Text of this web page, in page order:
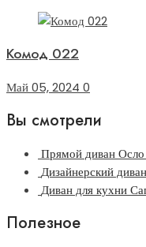
Комод 022
Май 05, 2024 0
Вы смотрели
Прямой диван Осло
Дизайнерский
Диван для кухни
Полезное